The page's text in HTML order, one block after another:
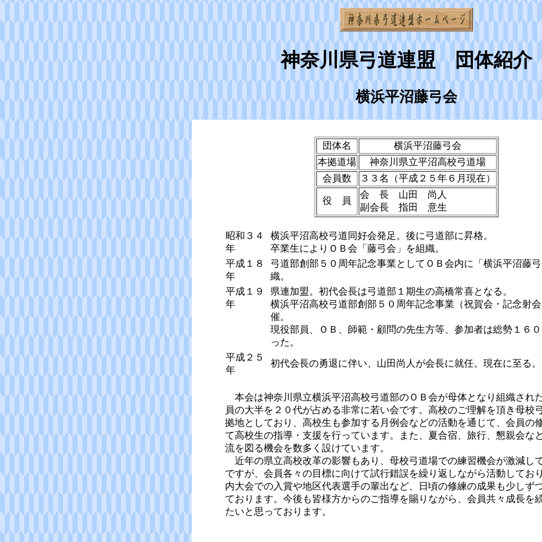
神奈川県弓道連盟 団体紹介
横浜平沼藤弓会
団体名
横浜平沼藤弓会
本拠道場
神奈川県立平沼高校弓道場
会員数
３３名（平成２５年６月現在）
役 員
会 長 山田 尚人
副会長 指田 意生
昭和３４
年
横浜平沼高校弓道同好会発足。後に弓道部に昇格。
卒業生によりＯＢ会「藤弓会」を組織。
平成１８
年
弓道部創部５０周年記念事業としてＯＢ会内に「横浜平沼藤
織。
平成１９
年
県連加盟。初代会長は弓道部１期生の高橋常喜となる。
横浜平沼高校弓道部創部５０周年記念事業（祝賀会・記念射
催。
現役部員、ＯＢ、師範・顧問の先生方等、参加者は総勢１６
った。
平成２５
年
初代会長の勇退に伴い、山田尚人が会長に就任。現在に至る。
本会は神奈川県立横浜平沼高校弓道部のＯＢ会が母体となり組織され
員の大半を２０代が占める非常に若い会です。高校のご理解を頂き母校
拠地としており、高校生も参加する月例会などの活動を通じて、会員の
て高校生の指導・支援を行っています。また、夏合宿、旅行、懇親会な
流を図る機会を数多く設けています。
近年の県立高校改革の影響もあり、母校弓道場での練習機会が激減し
ですが、会員各々の目標に向けて試行錯誤を繰り返しながら活動してお
内大会での入賞や地区代表選手の輩出など、日頃の修練の成果も少しず
ております。今後も皆様方からのご指導を賜りながら、会員共々成長を
たいと思っております。